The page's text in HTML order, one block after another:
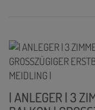
| ANLEGER | 3